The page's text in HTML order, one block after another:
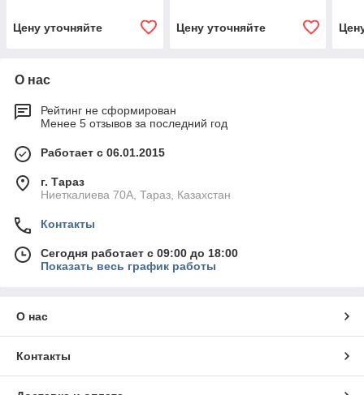
Цену уточняйте Цену уточняйте
О нас
Рейтинг не сформирован
Менее 5 отзывов за последний год
Работает с 06.01.2015
г. Тараз
Ниеткалиева 70А, Тараз, Казахстан
Контакты
Сегодня работает с 09:00 до 18:00
Показать весь график работы
О нас
Контакты